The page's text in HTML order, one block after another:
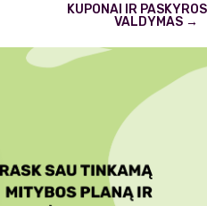
KUPONAI IR PASKYROS
VALDYMAS →